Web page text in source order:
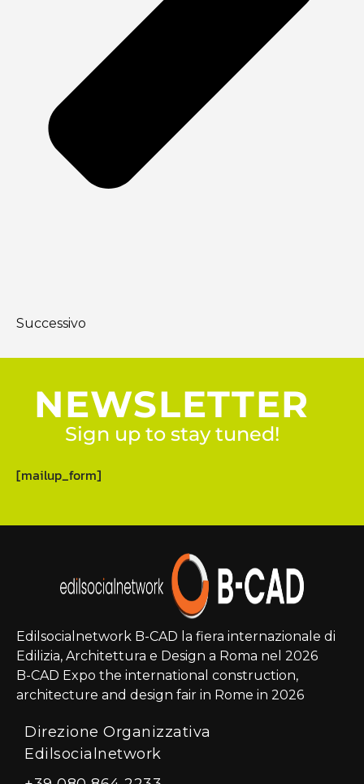
Successivo
NEWSLETTER
Sign up to stay tuned!
[mailup_form]
Edilsocialnetwork B-CAD la fiera internazionale di
Edilizia, Architettura e Design a Roma nel 2026
B-CAD Expo the international construction,
architecture and design fair in Rome in 2026
Direzione Organizzativa
Edilsocialnetwork